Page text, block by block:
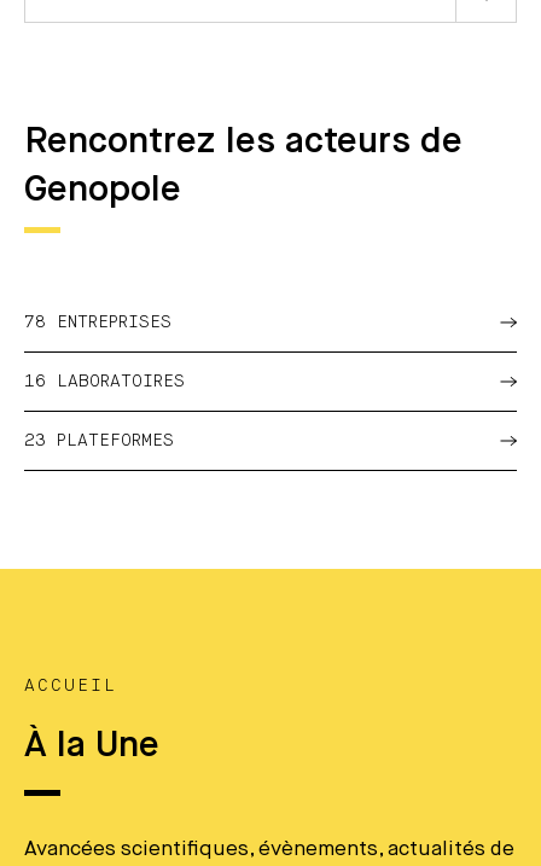
Rencontrez les acteurs de
Genopole
78 ENTREPRISES
16 LABORATOIRES
23 PLATEFORMES
ACCUEIL
À la Une
Avancées scientifiques, évènements, actualités de